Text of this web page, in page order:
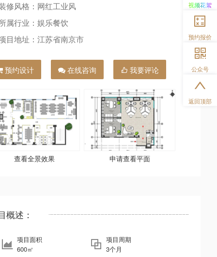
修风格：网红工业风
属行业：娱乐餐饮
目地址：江苏省南京市
预约设计 在线咨询 我要评论
查看全景效果 申请查看平面
概述：
项目面积
600㎡
项目周期
3个月
视频花絮
预约报价
公众号
返回顶部